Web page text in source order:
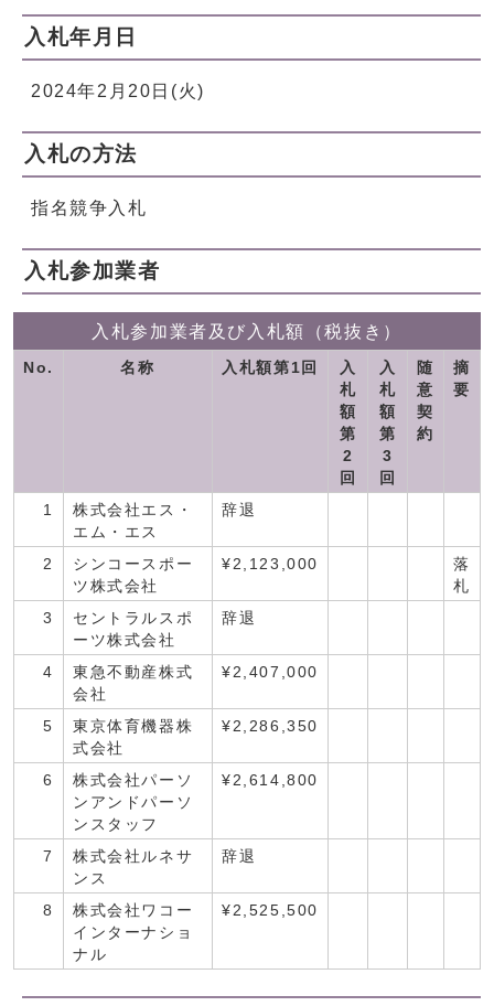
入札年月日
2024年2月20日(火)
入札の方法
指名競争入札
入札参加業者
入札参加業者及び入札額（税抜き）
No. 名称 入札額第1回
入
札
額
第
2
回
入
札
額
第
3
回
随
意
契
約
摘
要
1
株式会社エス・
エム・エス
辞退
2
シンコースポー
ツ株式会社
¥2,123,000
落
札
3
セントラルスポ
ーツ株式会社
辞退
4
東急不動産株式
会社
¥2,407,000
5
東京体育機器株
式会社
¥2,286,350
6
株式会社パーソ
ンアンドパーソ
ンスタッフ
¥2,614,800
7
株式会社ルネサ
ンス
辞退
8
株式会社ワコー
インターナショ
ナル
¥2,525,500